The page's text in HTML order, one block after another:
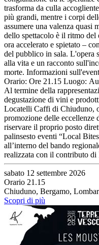
trasforma da culla
più grandi, mentre i corpi
assumere una valenza quasi
dello spettacolo è il ritmo
ora accelerato e spietato –
del pubblico in sala. L'opera
alla vita e un racconto
morte. Informazioni
Orario: Ore 21.15 Luogo:
Al termine della
degustazione di vini e
Locatelli Caffi di Chiuduno,
promozione delle eccellenze
riservare il proprio posto
palinsesto eventi “Local
all’interno del bando
realizzata con il contributo
sabato 12 settembre 2026
Orario 21.15
Chiuduno, Bergamo,
Scopri di più